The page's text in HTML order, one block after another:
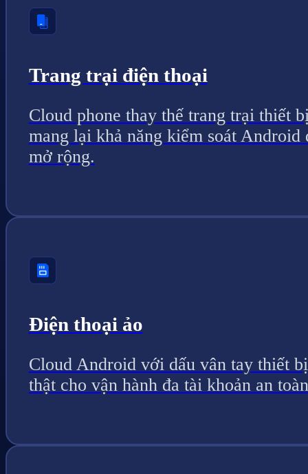
Trang trại điện thoại
Cloud phone thay thế trang trại thiết
mang lại khả năng kiểm soát Android
mở rộng.
Điện thoại ảo
Cloud Android với dấu vân tay thiết bị
thật cho vận hành đa tài khoản an